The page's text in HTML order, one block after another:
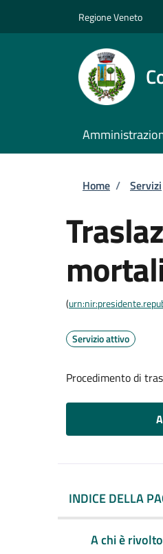
Regione Veneto
Home / Servizi
(
Servizio attivo
Procedimento di
INDICE DELLA
A chi è rivolto